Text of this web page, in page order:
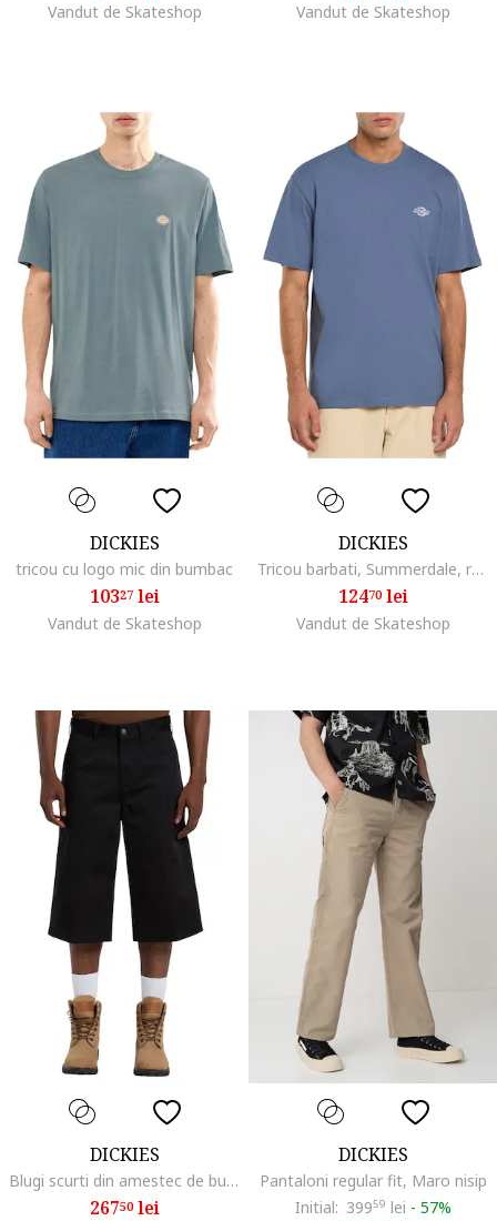
Vandut de Skateshop Vandut de Skateshop
DICKIES
tricou cu logo mic din bumbac
10327lei
Vandut de Skateshop
DICKIES
Tricou barbati, Summerdale, retro, indigo, bumbac
12470lei
Vandut de Skateshop
DICKIES
Blugi scurti din amestec de bumbac cu croiala ampla
26750lei
DICKIES
Pantaloni regular fit, Maro nisip
Initial: 39959 lei - 57%